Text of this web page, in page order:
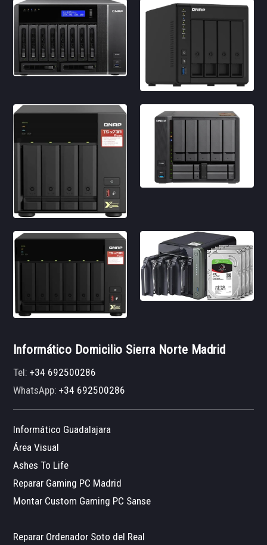
Informático Domicilio Sierra Norte Madrid
Tel:+34 692500286
WhatsApp:+34 692500286
Informático Guadalajara
Área Visual
Ashes To Life
Reparar Gaming PC Madrid
Montar Custom Gaming PC Sanse
Reparar Ordenador Soto del Real